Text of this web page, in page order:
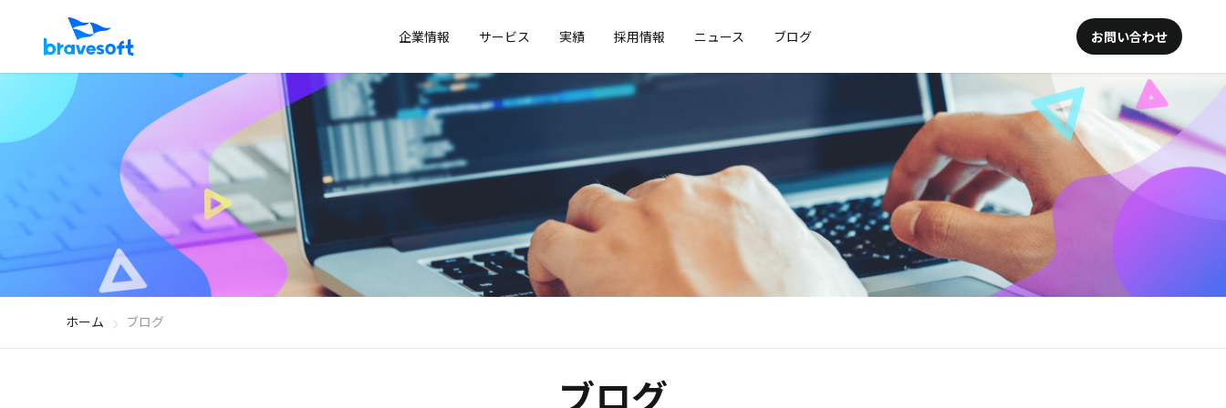
企業情報 サービス 実績 採用情報 ニュース ブログ お問い合わせ
ホーム ブログ
ブログ